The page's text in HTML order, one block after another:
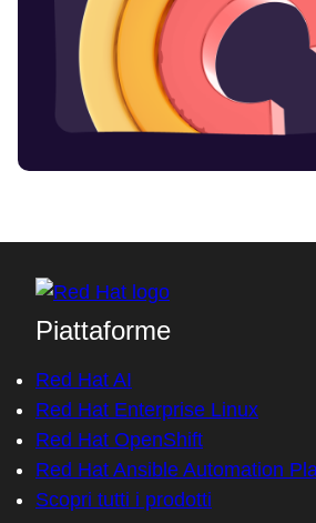
Piattaforme
Red Hat AI
Red Hat Enterprise Linux
Red Hat OpenShift
Red Hat Ansible Automation
Scopri tutti i prodotti